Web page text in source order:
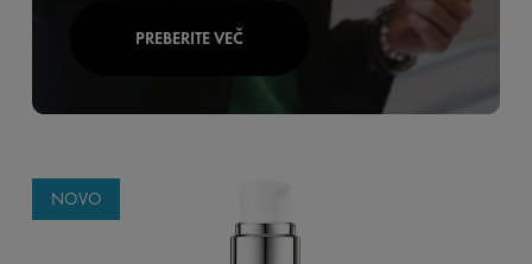
PREBERITE VEČ
NOVO